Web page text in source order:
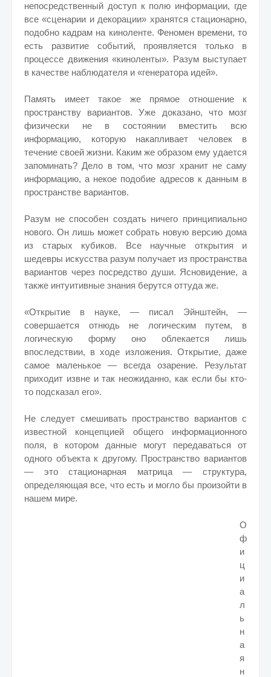
непосредственный доступ к полю информации, где
все «сценарии и декорации» хранятся стационарно,
подобно кадрам на киноленте. Феномен времени, то
есть развитие событий, проявляется только в
процессе движения «киноленты». Разум выступает
в качестве наблюдателя и «генератора идей».
Память имеет такое же прямое отношение к
пространству вариантов. Уже доказано, что мозг
физически не в состоянии вместить всю
информацию, которую накапливает человек в
течение своей жизни. Каким же образом ему удается
запоминать? Дело в том, что мозг хранит не саму
информацию, а некое подобие адресов к данным в
пространстве вариантов.
Разум не способен создать ничего принципиально
нового. Он лишь может собрать новую версию дома
из старых кубиков. Все научные открытия и
шедевры искусства разум получает из пространства
вариантов через посредство души. Ясновидение, а
также интуитивные знания берутся оттуда же.
«Открытие в науке, — писал Эйнштейн, —
совершается отнюдь не логическим путем, в
логическую форму оно облекается лишь
впоследствии, в ходе изложения. Открытие, даже
самое маленькое — всегда озарение. Результат
приходит извне и так неожиданно, как если бы кто-
то подсказал его».
Не следует смешивать пространство вариантов с
известной концепцией общего информационного
поля, в котором данные могут передаваться от
одного объекта к другому. Пространство вариантов
— это стационарная матрица — структура,
определяющая все, что есть и могло бы произойти в
нашем мире.
О
ф
и
ц
и
а
л
ь
н
а
я
н